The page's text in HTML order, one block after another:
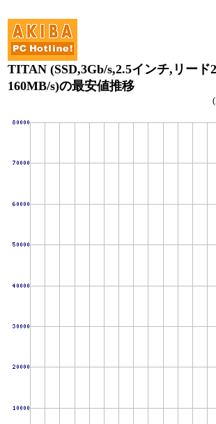
TITAN (SSD,3Gb/s,2.5インチ,リード
160MB/s)の最安値推移